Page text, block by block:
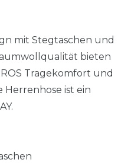
mit Stegtaschen und
bieten
Tragekomfort und
Herrenhose ist ein